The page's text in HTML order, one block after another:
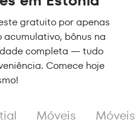
gratuito por apenas
acumulativo, bônus na
completa — tudo
Comece hoje
Móveis